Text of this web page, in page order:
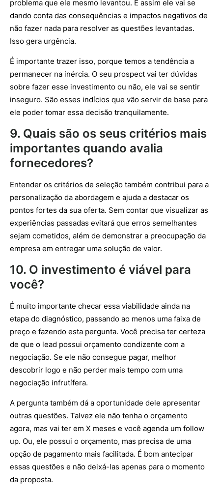
problema que ele mesmo levantou. E assim ele vai se
dando conta das consequências e impactos negativos de
não fazer nada para resolver as questões levantadas.
Isso gera urgência.
É importante trazer isso, porque temos a tendência a
permanecer na inércia. O seu prospect vai ter dúvidas
sobre fazer esse investimento ou não, ele vai se sentir
inseguro. São esses indícios que vão servir de base para
ele poder tomar essa decisão tranquilamente.
9. Quais são os seus critérios mais
importantes quando avalia
fornecedores?
Entender os critérios de seleção também contribui para a
personalização da abordagem e ajuda a destacar os
pontos fortes da sua oferta. Sem contar que visualizar as
experiências passadas evitará que erros semelhantes
sejam cometidos, além de demonstrar a preocupação da
empresa em entregar uma solução de valor.
10. O investimento é viável para
você?
É muito importante checar essa viabilidade ainda na
etapa do diagnóstico, passando ao menos uma faixa de
preço e fazendo esta pergunta. Você precisa ter certeza
de que o lead possui orçamento condizente com a
negociação. Se ele não consegue pagar, melhor
descobrir logo e não perder mais tempo com uma
negociação infrutífera.
A pergunta também dá a oportunidade dele apresentar
outras questões. Talvez ele não tenha o orçamento
agora, mas vai ter em X meses e você agenda um follow
up. Ou, ele possui o orçamento, mas precisa de uma
opção de pagamento mais facilitada. É bom antecipar
essas questões e não deixá-las apenas para o momento
da proposta.